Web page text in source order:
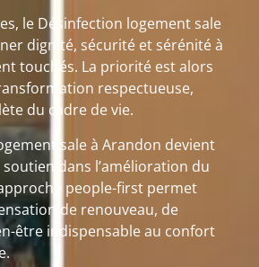
le Désinfection logement sale
dignité, sécurité et sérénité à
touchés. La priorité est alors
respectueuse,
du cadre de vie.
sale à Arandon devient
dans l’amélioration du
people-first permet
de renouveau, de
être indispensable au confort